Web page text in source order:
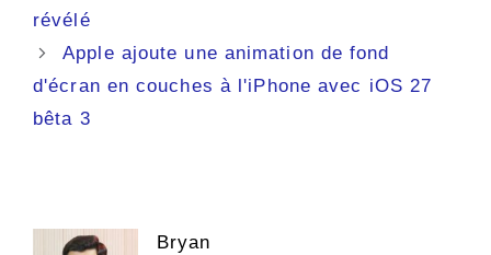
révélé
Apple ajoute une animation de fond
d'écran en couches à l'iPhone avec iOS 27
bêta 3
Bryan